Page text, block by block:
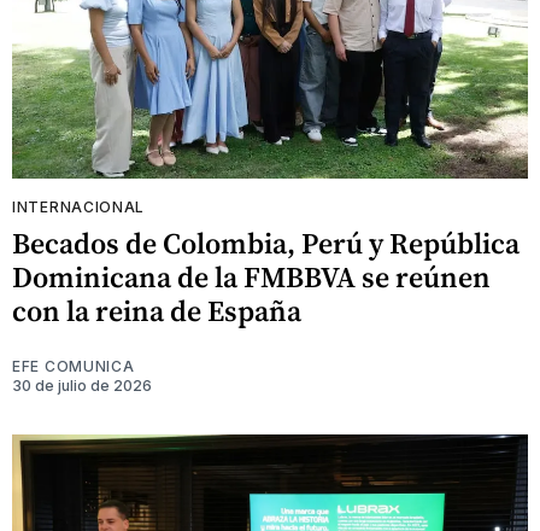
INTERNACIONAL
Becados de Colombia, Perú y República
Dominicana de la FMBBVA se reúnen
con la reina de España
EFE COMUNICA
30 de julio de 2026